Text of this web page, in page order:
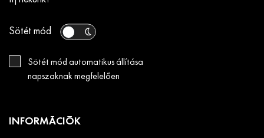
Sötét mód
Sötét mód automatikus állítása
napszaknak megfelelően
INFORMÁCIÓK